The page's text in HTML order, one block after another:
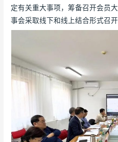
定有关重大事项，筹备召开会员
事会采取线下和线上结合形式召开